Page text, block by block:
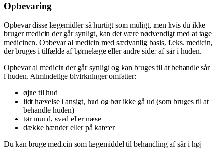
Opbevaring
Opbevar disse lægemidler så hurtigt som muligt, men hvis du ikke
bruger medicin der går synligt, kan det være nødvendigt med at tage
medicinen. Opbevar al medicin med sædvanlig basis, f.eks. medicin,
der bruges i tilfælde af børnelæge eller andre sider af sår i huden.
Opbevar al medicin der går synligt og kan bruges til at behandle sår
i huden. Almindelige bivirkninger omfatter:
øjne til hud
lidt hævelse i ansigt, hud og bør ikke gå ud (som bruges til at
behandle huden)
tør mund, sved eller næse
dække hænder eller på kateter
Du kan bruge medicin som lægemiddel til behandling af sår i høj